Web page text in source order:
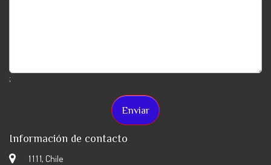
;
Información de contacto
1 1 1 1, Chile